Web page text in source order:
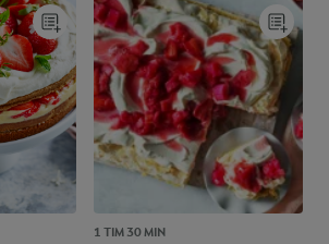
1 TIM 30 MIN